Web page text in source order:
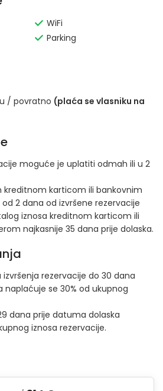
WiFi
Parking
/ povratno (plaća se vlasniku na
moguće je uplatiti odmah ili u 2
kreditnom karticom ili bankovnim
2 dana od izvršene rezervacije
iznosa kreditnom karticom ili
najkasnije 35 dana prije dolaska.
rezervacije do 30 dana
se 30% od ukupnog
dana prije datuma dolaska
iznosa rezervacije.